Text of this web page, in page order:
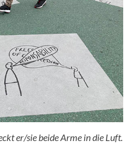
er/sie beide Arme in die Luft.